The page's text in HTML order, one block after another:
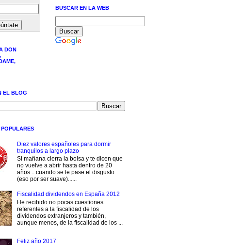
DON
BUSCAR EN LA WEB
EL BLOG
Diez valores españoles para dormir
tranquilos a largo plazo
Si mañana cierra la bolsa y te dicen que
no vuelve a abrir hasta dentro de 20
años... cuando se te pase el disgusto
(eso por ser suave)......
Fiscalidad dividendos en España 2012
He recibido no pocas cuestiones
referentes a la fiscalidad de los
dividendos extranjeros y también,
aunque menos, de la fiscalidad de los ...
Feliz año 2017